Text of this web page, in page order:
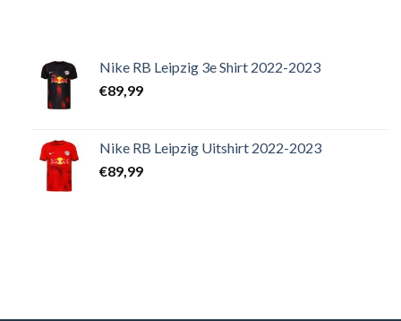
Nike RB Leipzig 3e Shirt 2022-2023
€89,99
Nike RB Leipzig Uitshirt 2022-2023
€89,99